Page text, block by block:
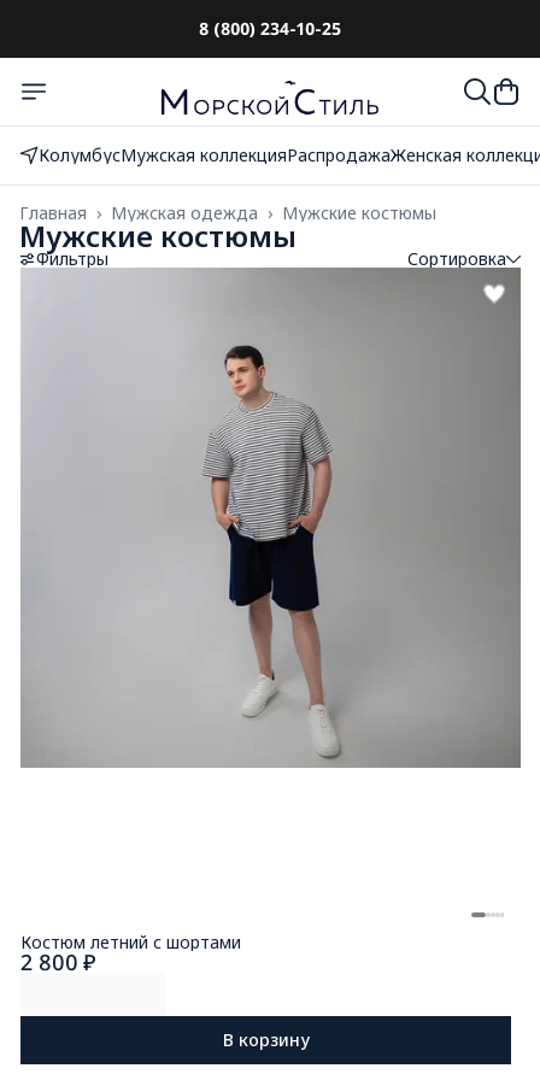
8 (800) 234-10-25
До 10 000₽ с оплатой при получении
КолумбусМужская коллекцияРаспродажаЖенская
Мужские костюмы
Мужская одежда ›
Главная ›
Мужские костюмы
Фильтры Сортировка
2 800 ₽
Костюм летний с шортами
В корзину